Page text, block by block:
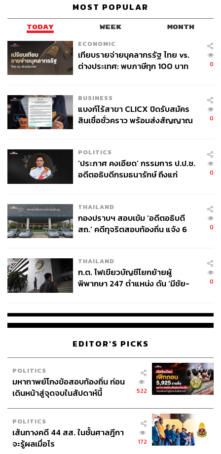
รวมถึงการคุ้มครองด้านรายได้และประกันสังคม เช่น สำหรับ
แรงงานที่มีสถานะการจ้างงานเป็นลูกจ้าง ต้องได้รับค่า
ตอบแทนไม่ต่ำกว่าอัตราค่าแรงขั้นต่ำตามกฎหมาย โดยไม่
รวมเงินทิป และต้องจ่ายเงินอย่างตรงเวลาพร้อมแสดงราย
ละเอียดการหักเงินที่โปร่งใส
ต้องชดเชยค่าใช้จ่ายที่เกี่ยวข้องกับการทำงานให้แก่แรงงาน
ต้องสามารถเข้าถึงระบบประกันสังคมได้ภายใต้เงื่อนไขที่ไม่
ด้อยไปกว่าแรงงานในระบบทั่วไป ต้องสามารถเข้าถึงระบบ
ทึม (Algorithmic Management) และการคุ้มครองแรงงาน
กลุ่มเปราะบาง
https://www.reuters.com/business/world-at-work/un-l
abour-organization-adopts-convention-set-employme
nt-standards-gig-workers-2026-06-12/
https://www.hrw.org/news/2026/06/12/ilo-adopts-land
https://www.ilo.org/sites/default/files/2026-06/ILC114-
Adoption
Decent work in the Platform economy
convention.pdf
สามารถติดตาม THE STANDARD WEALTH
TAGS: Japan USA China
Human Rights Watch
Geneva
องค์การแรงงานระหว่างประเทศ (ILO)
United Kingdom
แรงงานแพลตฟอร์ม
MOST POPULAR
TODAY WEEK MONTH
ECONOMIC
เทียบรายจ่ายบุคลากรรัฐ ไทย vs.
ต่างประเทศ: พบภาษีทุก 100 บาท
0
BUSINESS
แบงก์ไร้สาขา CLICX ปิดรับสมัคร
สินเชื่อชั่วคราว พร้อมส่งสัญญาณ
0
POLITICS
‘ประภาศ คงเอียด’ กรรมการ ป.ป.ช.
อดีตอธิบดีกรมธนารักษ์ ถึงแก่
0
THAILAND
กองปราบฯ สอบเข้ม ‘อดีตอธิบดี
สถ.’ คดีทุจริตสอบท้องถิ่น แจ้ง 6
0
THAILAND
ก.ต. ไฟเขียวบัญชีโยกย้ายผู้
พิพากษา 247 ตำแหน่ง ดัน ‘มีชัย-
0
EDITOR'S PICKS
POLITICS
มหากาพย์โกงข้อสอบท้องถิ่น ก่อน
เดินหน้าสู่จุดจบในสัปดาห์นี้
522
POLITICS
เส้นทางคดี 44 สส. ในชั้นศาลฎีกา
จะรู้ผลเมื่อไร
172